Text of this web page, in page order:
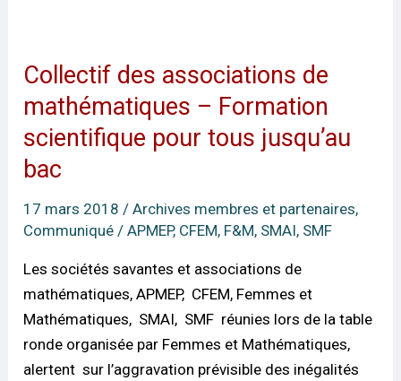
Collectif des associations de
mathématiques – Formation
scientifique pour tous jusqu’au
bac
17 mars 2018 /Archives membres et partenaires,
Communiqué /APMEP, CFEM, F&M, SMAI, SMF
Les sociétés savantes et associations de
mathématiques, APMEP, CFEM, Femmes et
Mathématiques, SMAI, SMF réunies lors de la table
ronde organisée par Femmes et Mathématiques,
alertent sur l’aggravation prévisible des inégalités
Collectif
des
de
mathématiques
Formation
pour
tous
jusqu’au
bac